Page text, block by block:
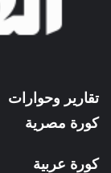
تقارير وحوارات
كورة مصرية
كورة عربية